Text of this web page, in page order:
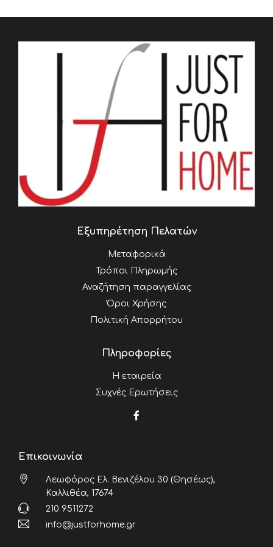
Εξυπηρέτηση Πελατών
Μεταφορικά
Τρόποι Πληρωμής
Αναζήτηση παραγγελίας
Όροι Χρήσης
Πολιτική Απορρήτου
Πληροφορίες
Η εταιρεία
Συχνές Ερωτήσεις
Επικοινωνία
Λεωφόρος Ελ. Βενιζέλου 30 (Θησέως),
Καλλιθέα, 17674
210 9511272
info@justforhome.gr